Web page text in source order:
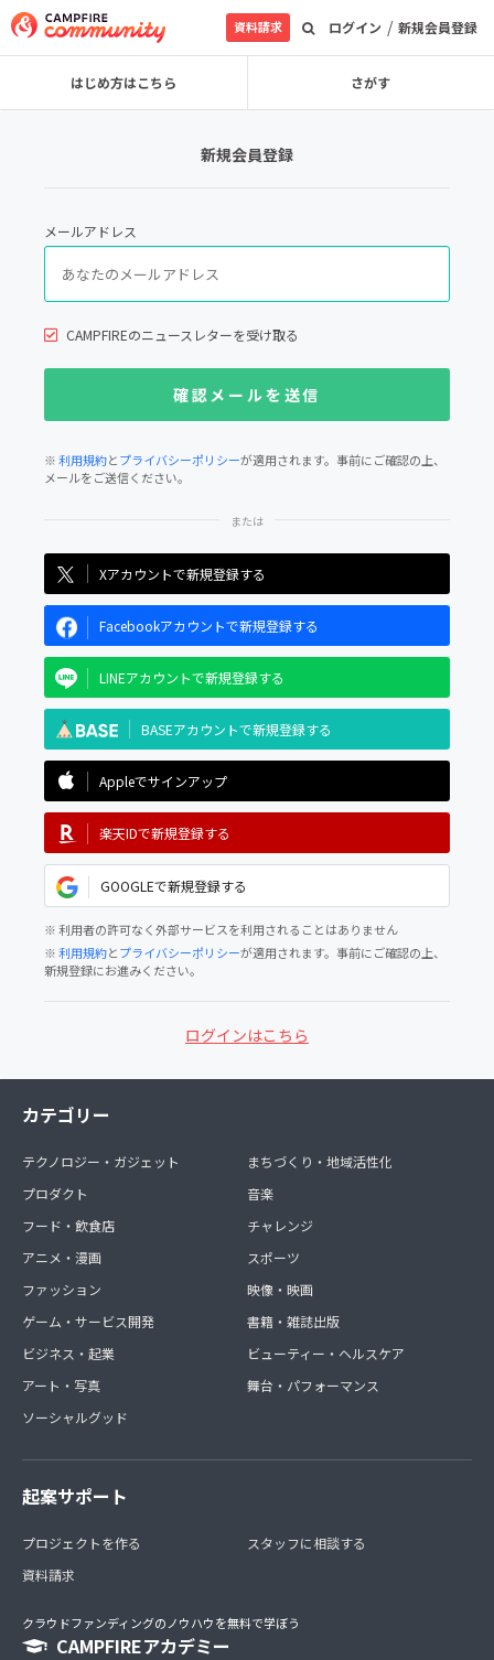
ログイン / 新規会員登録
資料請求
はじめ方はこちら さがす
新規会員登録
メールアドレス
CAMPFIREのニュースレターを受け取る
※利用規約とプライバシーポリシーが適用されます。事前にご確認の上、
メールをご送信ください。
Xアカウントで新規登録する
Facebookアカウントで新規登録する
LINEアカウントで新規登録する
BASEアカウントで新規登録する
Appleでサインアップ
楽天IDで新規登録する
GOOGLEで新規登録する
※ 利用者の許可なく外部サービスを利用されることはありません
※利用規約とプライバシーポリシーが適用されます。事前にご確認の上、
新規登録にお進みください。
ログインはこちら
カテゴリー
テクノロジー・ガジェット
プロダクト
フード・飲食店
アニメ・漫画
ファッション
ゲーム・サービス開発
ビジネス・起業
アート・写真
ソーシャルグッド
まちづくり・地域活性化
音楽
チャレンジ
スポーツ
映像・映画
書籍・雑誌出版
ビューティー・ヘルスケア
舞台・パフォーマンス
起案サポート
プロジェクトを作る
資料請求
スタッフに相談する
クラウドファンディングのノウハウを無料で学ぼう
CAMPFIREアカデミー